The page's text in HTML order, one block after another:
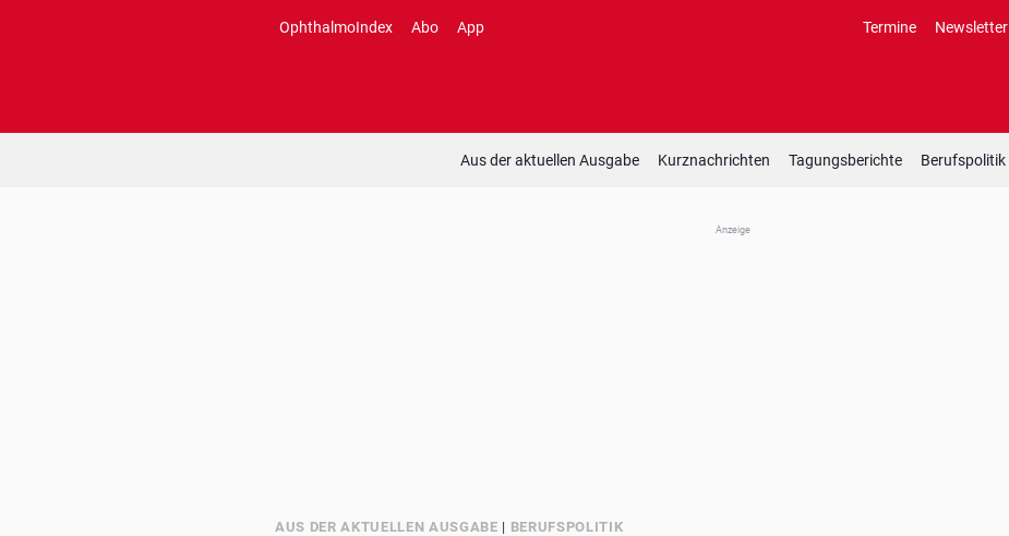
OphthalmoIndex Abo App Termine Newsletter
Aus der aktuellen Ausgabe Kurznachrichten Tagungsberichte Berufspolitik
Anzeige
AUS DER AKTUELLEN AUSGABE | BERUFSPOLITIK